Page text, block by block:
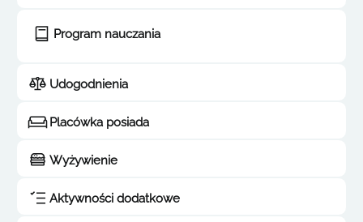
Program nauczania
Udogodnienia
Placówka posiada
Wyżywienie
Aktywności dodatkowe